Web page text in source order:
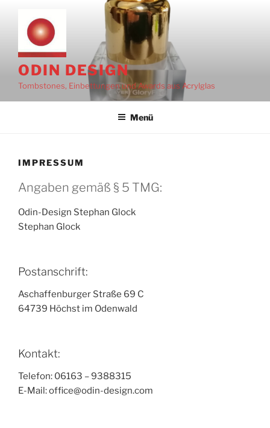
springen
ODIN DESIGN
Tombstones, Einbettungen und Awards aus Acrylglas
Menü
IMPRESSUM
Angaben gemäß § 5 TMG:
Odin-Design Stephan Glock
Stephan Glock
Postanschrift:
Aschaffenburger Straße 69 C
64739 Höchst im Odenwald
Kontakt:
Telefon: 06163 – 9388315
E-Mail: office@odin-design.com